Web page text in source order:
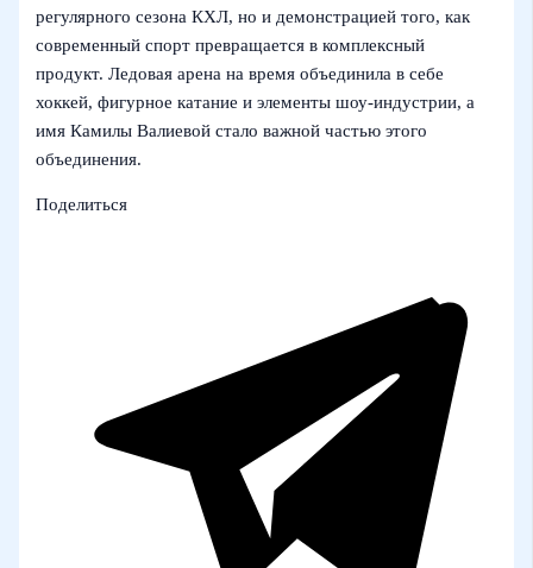
регулярного сезона КХЛ, но и демонстрацией того, как
современный спорт превращается в комплексный
продукт. Ледовая арена на время объединила в себе
хоккей, фигурное катание и элементы шоу-индустрии, а
имя Камилы Валиевой стало важной частью этого
объединения.
Поделиться